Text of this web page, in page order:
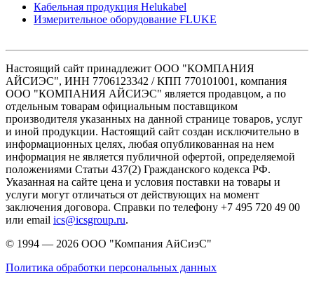
Кабельная продукция Helukabel
Измерительное оборудование FLUKE
Настоящий сайт принадлежит ООО "КОМПАНИЯ
АЙСИЭС", ИНН 7706123342 / КПП 770101001, компания
ООО "КОМПАНИЯ АЙСИЭС" является продавцом, а по
отдельным товарам официальным поставщиком
производителя указанных на данной странице товаров, услуг
и иной продукции. Настоящий сайт создан исключительно в
информационных целях, любая опубликованная на нем
информация не является публичной офертой, определяемой
положениями Статьи 437(2) Гражданского кодекса РФ.
Указанная на сайте цена и условия поставки на товары и
услуги могут отличаться от действующих на момент
заключения договора. Справки по телефону +7 495 720 49 00
или email ics@icsgroup.ru.
© 1994 — 2026 ООО "Компания АйСиэС"
Политика обработки персональных данных